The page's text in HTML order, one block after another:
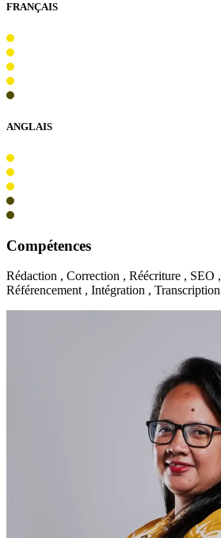
FRANÇAIS
ANGLAIS
Compétences
Rédaction , Correction , Réécriture , SEO ,
Référencement , Intégration , Transcription